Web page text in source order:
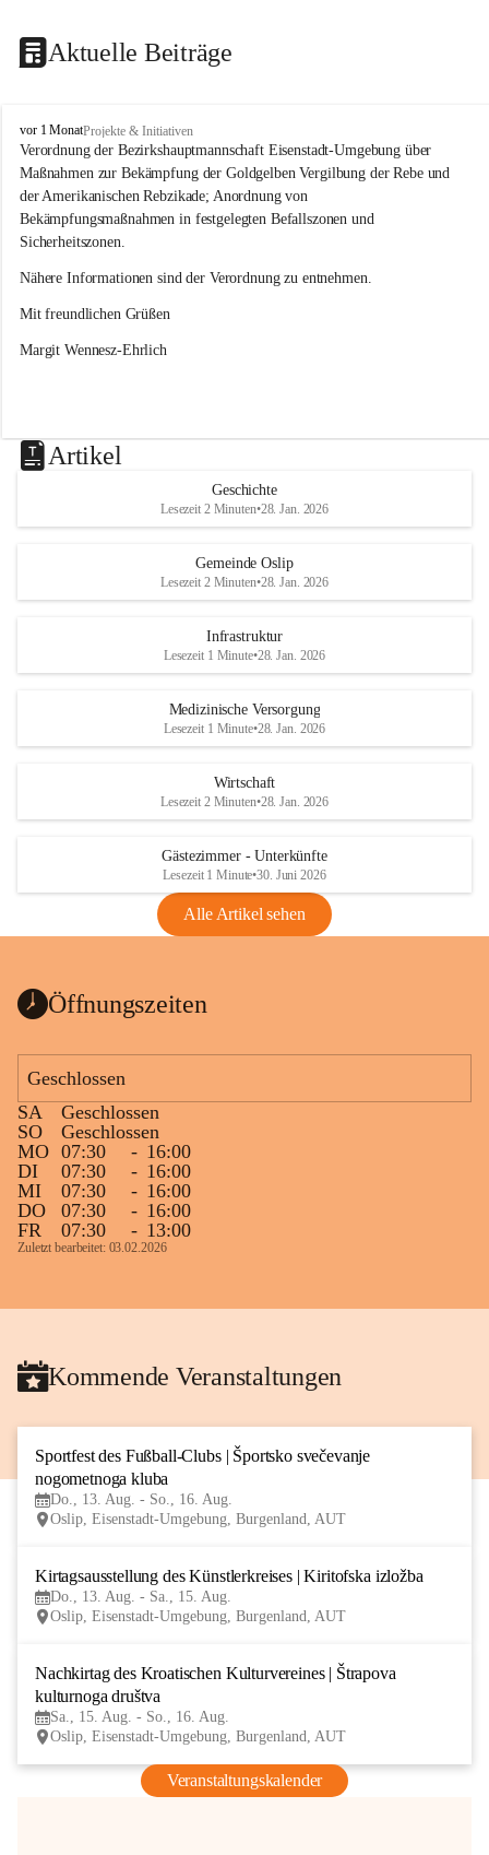
Aktuelle Beiträge
O
s
l
i
p
vor 1 MonatProjekte & Initiativen
Verordnung der Bezirkshauptmannschaft Eisenstadt-Umgebung über
Maßnahmen zur Bekämpfung der Goldgelben Vergilbung der Rebe und
der Amerikanischen Rebzikade; Anordnung von
Bekämpfungsmaßnahmen in festgelegten Befallszonen und
Sicherheitszonen.
Nähere Informationen sind der Verordnung zu entnehmen.
Mit freundlichen Grüßen
Margit Wennesz-Ehrlich
Artikel
Geschichte
Lesezeit 2 Minuten•28. Jan. 2026
Gemeinde Oslip
Lesezeit 2 Minuten•28. Jan. 2026
Infrastruktur
Lesezeit 1 Minute•28. Jan. 2026
Medizinische Versorgung
Lesezeit 1 Minute•28. Jan. 2026
Wirtschaft
Lesezeit 2 Minuten•28. Jan. 2026
Gästezimmer - Unterkünfte
Lesezeit 1 Minute•30. Juni 2026
Alle Artikel sehen
Öffnungszeiten
Geschlossen
SA
Geschlossen
SO
Geschlossen
MO 07:30 - 16:00
DI
07:30 - 16:00
MI
07:30 - 16:00
DO
07:30 - 16:00
FR
07:30 - 13:00
Zuletzt bearbeitet: 03.02.2026
Kommende Veranstaltungen
Sportfest des Fußball-Clubs | Športsko svečevanje
nogometnoga kluba
Do., 13. Aug. - So., 16. Aug.
Oslip, Eisenstadt-Umgebung, Burgenland, AUT
Kirtagsausstellung des Künstlerkreises | Kiritofska izložba
Do., 13. Aug. - Sa., 15. Aug.
Oslip, Eisenstadt-Umgebung, Burgenland, AUT
Nachkirtag des Kroatischen Kulturvereines | Štrapova
kulturnoga društva
Sa., 15. Aug. - So., 16. Aug.
Oslip, Eisenstadt-Umgebung, Burgenland, AUT
Veranstaltungskalender